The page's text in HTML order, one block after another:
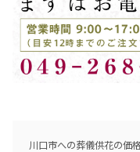
川口市への葬儀供花の価